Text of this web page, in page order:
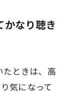
かなり聴き
ときは、高
気になって